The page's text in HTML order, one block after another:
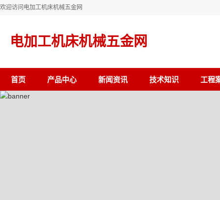
欢迎访问电加工机床机械五金网
电加工机床机械五金网
首页 产品中心 新闻资讯 技术知识 工程